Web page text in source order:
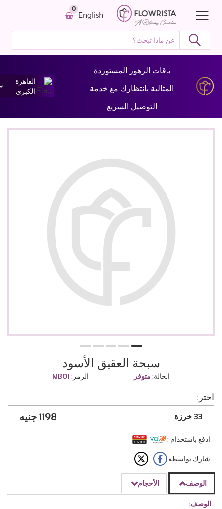
0
English
باقات الزهور المستوردة
المثالية بانتظارك مع خدمة
التوصيل السريع
القاهرة
الكبرى
سبحة العقيق الأسود
الحالة:متوفر الرمز:MB01
اختر:
33 خرزة 1198
ادفع باستخدام :
شارك بواسطة:
الوصف الأحجام
الوصف: